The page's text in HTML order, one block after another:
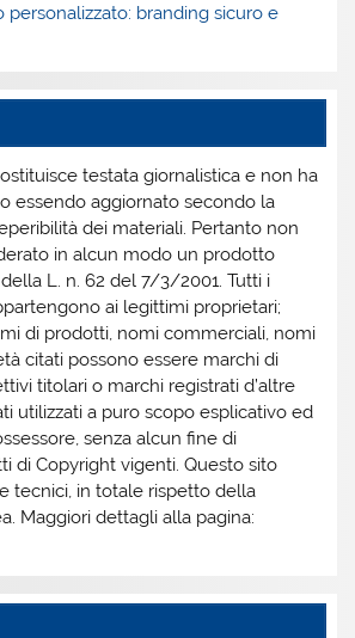
personalizzato: branding sicuro e
testata giornalistica e non ha
essendo aggiornato secondo la
dei materiali. Pertanto non
in alcun modo un prodotto
L. n. 62 del 7/3/2001. Tutti i
ai legittimi proprietari;
di prodotti, nomi commerciali, nomi
citati possono essere marchi di
titolari o marchi registrati d’altre
utilizzati a puro scopo esplicativo ed
senza alcun fine di
di Copyright vigenti. Questo sito
tecnici, in totale rispetto della
Maggiori dettagli alla pagina: